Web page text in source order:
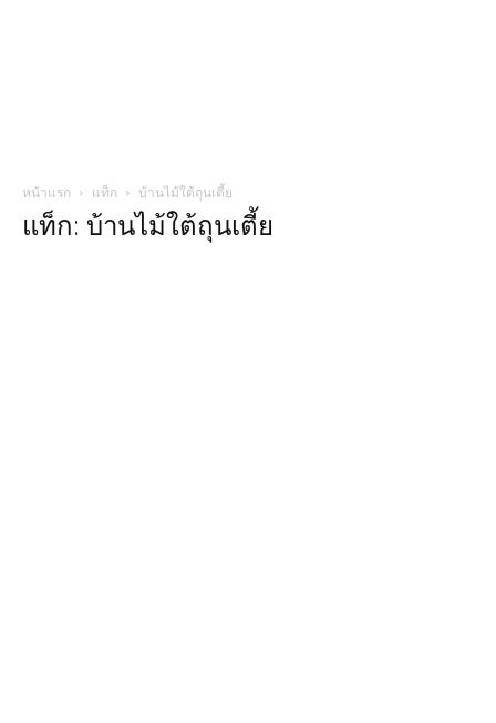
หน้าแรก แท็ก บ้านไม้ใต้ถุนเตี้ย
แท็ก: บ้านไม้ใต้ถุนเตี้ย